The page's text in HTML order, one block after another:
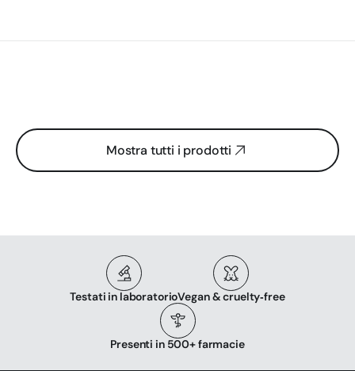
Mostra tutti i prodotti
Testati in laboratorioVegan & cruelty‑free
Presenti in 500+ farmacie